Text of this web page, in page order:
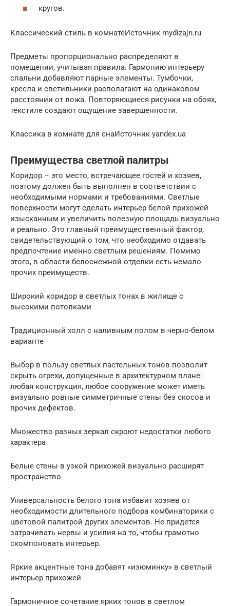
кругов.
Классический стиль в комнатеИсточник mydizajn.ru
Предметы пропорционально распределяют в
помещении, учитывая правила. Гармонию интерьеру
спальни добавляют парные элементы. Тумбочки,
кресла и светильники располагают на одинаковом
расстоянии от ложа. Повторяющиеся рисунки на обоях,
текстиле создают ощущение завершенности.
Классика в комнате для снаИсточник yandex.ua
Преимущества светлой палитры
Коридор – это место, встречающее гостей и хозяев,
поэтому должен быть выполнен в соответствии с
необходимыми нормами и требованиями. Светлые
поверхности могут сделать интерьер белой прихожей
изысканным и увеличить полезную площадь визуально
и реально. Это главный преимущественный фактор,
свидетельствующий о том, что необходимо отдавать
предпочтение именно светлым решениям. Помимо
этого, в области белоснежной отделки есть немало
прочих преимуществ.
Широкий коридор в светлых тонах в жилище с
высокими потолками
Традиционный холл с наливным полом в черно-белом
варианте
Выбор в пользу светлых пастельных тонов позволит
скрыть огрехи, допущенные в архитектурном плане:
любая конструкция, любое сооружение может иметь
визуально ровные симметричные стены без скосов и
прочих дефектов.
Множество разных зеркал скроют недостатки любого
характера
Белые стены в узкой прихожей визуально расширят
пространство
Универсальность белого тона избавит хозяев от
необходимости длительного подбора комбинаторики с
цветовой палитрой других элементов. Не придется
затрачивать нервы и усилия на то, чтобы грамотно
скомпоновать интерьер.
Яркие акцентные тона добавят «изюминку» в светлый
интерьер прихожей
Гармоничное сочетание ярких тонов в светлом